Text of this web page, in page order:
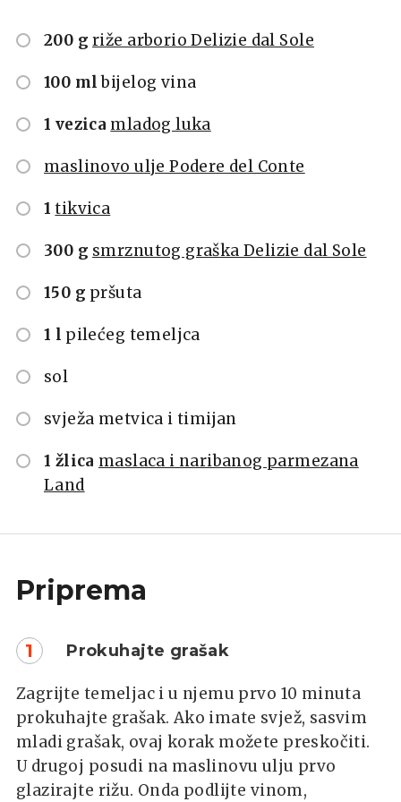
200 g riže arborio Delizie dal Sole
100 ml bijelog vina
1 vezica mladog luka
maslinovo ulje Podere del Conte
1 tikvica
300 g smrznutog graška Delizie dal Sole
150 g pršuta
1 l pilećeg temeljca
sol
svježa metvica i timijan
1 žlica maslaca i naribanog parmezana
Land
Priprema
1 Prokuhajte grašak
Zagrijte temeljac i u njemu prvo 10 minuta
prokuhajte grašak. Ako imate svjež, sasvim
mladi grašak, ovaj korak možete preskočiti.
U drugoj posudi na maslinovu ulju prvo
glazirajte rižu. Onda podlijte vinom,